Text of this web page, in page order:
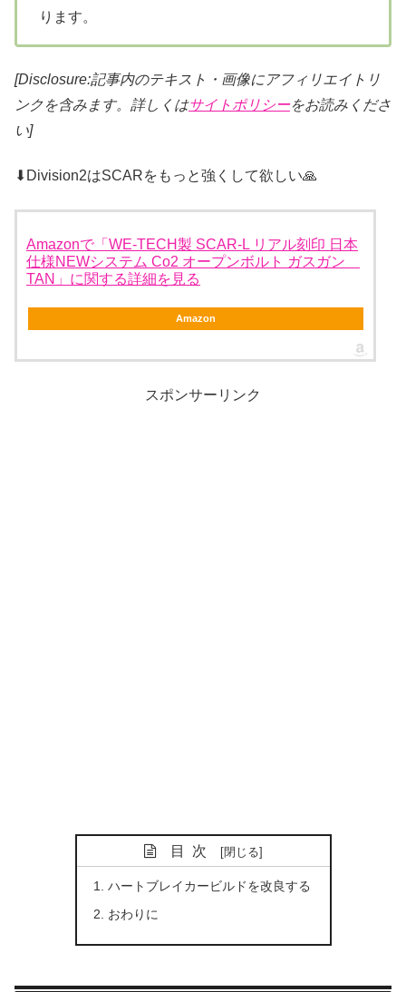
ります。
[Disclosure:記事内のテキスト・画像にアフィリエイトリ
ンクを含みます。詳しくはサイトポリシーをお読みくださ
い]
⬇Division2はSCARをもっと強くして欲しい🙏
Amazonで「WE-TECH製 SCAR-L リアル刻印 日本
仕様NEWシステム Co2 オープンボルト ガスガン
TAN」に関する詳細を見る
Amazon
スポンサーリンク
目次
ハートブレイカービルドを改良する
おわりに